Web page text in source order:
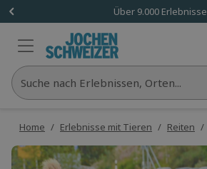
Über 9.000 Erlebnisse
Suche nach Erlebnissen, Orten...
Home / Erlebnisse mit Tieren / Reiten /